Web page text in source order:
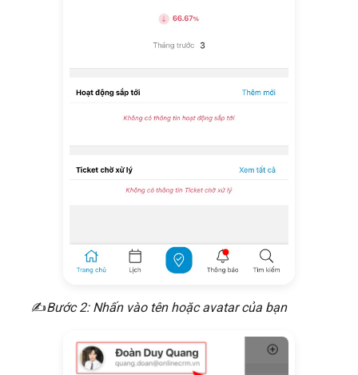
​✍Bước 2: Nhấn vào tên hoặc avatar của bạn